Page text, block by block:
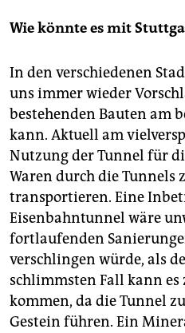
Wie könnte es mit
In den verschiedenen
uns immer wieder
bestehenden Bauten am
kann. Aktuell am
Nutzung der Tunnel für
Waren durch die Tunnels
transportieren. Eine
Eisenbahntunnel wäre
fortlaufenden
verschlingen würde, als
schlimmsten Fall kann es
kommen, da die Tunnel
Gestein führen. Ein